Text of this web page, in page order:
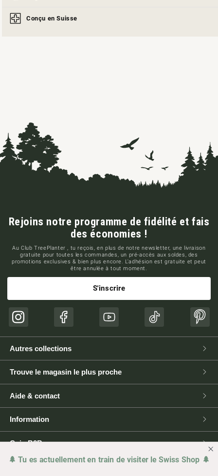
Conçu en Suisse
Rejoins notre programme de fidélité et fais
des économies !
Au Club TreePlanter , tu reçois, en plus de notre newsletter, une livraison
gratuite pour toutes les commandes, un pré-accès aux soldes, des
promotions exclusives & bien plus encore. L'adhésion est gratuite et peut
être annulée à tout moment.
S'inscrire
Instagram Facebook YouTube TikTok
Autres collections
Trouve le magasin le plus proche
Aide & contact
Information
Coin B2B
🌲 Tu es actuellement en train de visiter le Swiss Shop 🌲